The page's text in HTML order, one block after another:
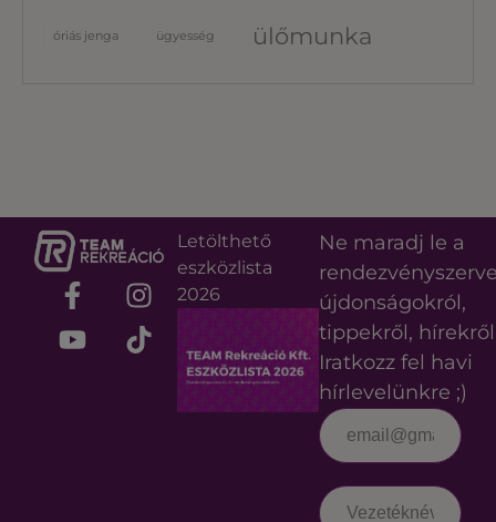
óriás jenga ügyesség ülőmunka
Letölthető
eszközlista
2026
Ne maradj le a
újdonságokról,
tippekről,
Iratkozz fel havi
hírlevelünkre ;)